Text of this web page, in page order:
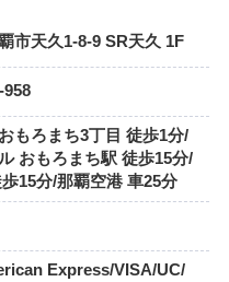
市天久1-8-9 SR天久 1F
958
もろまち3丁目 徒歩1分/
おもろまち駅 徒歩15分/
15分/那覇空港 車25分
Express/VISA/UC/